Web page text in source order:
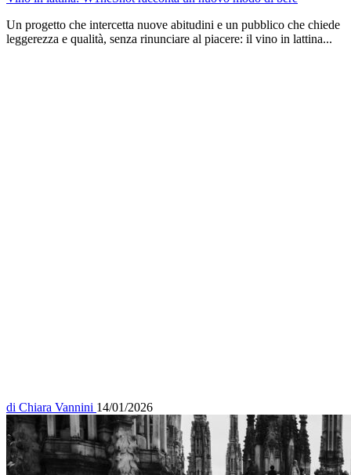
Un progetto che intercetta nuove abitudini e un pubblico che chiede
leggerezza e qualità, senza rinunciare al piacere: il vino in lattina...
di Chiara Vannini 14/01/2026